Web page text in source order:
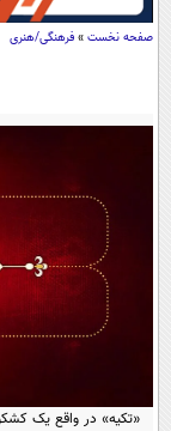
صفحه نخست » فرهنگی/هنری
«تکیه» در واقع یک